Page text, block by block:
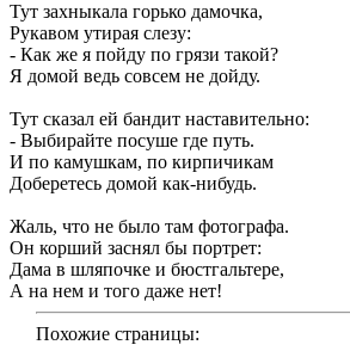
Тут захныкала горько дамочка,
Рукавом утирая слезу:
- Как же я пойду по грязи такой?
Я домой ведь совсем не дойду.
Тут сказал ей бандит наставительно:
- Выбирайте посуше где путь.
И по камушкам, по кирпичикам
Доберетесь домой как-нибудь.
Жаль, что не было там фотографа.
Он корший заснял бы портрет:
Дама в шляпочке и бюстгальтере,
А на нем и того даже нет!
Похожие страницы: